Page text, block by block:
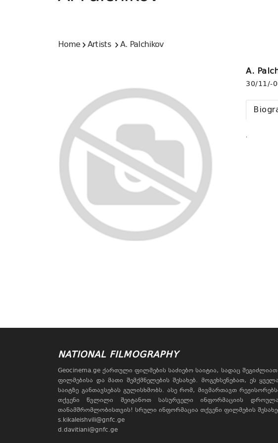
Home Artists A. Palchikov
A.
30/11/-
.
NATIONAL FILMOGRAPHY
Geocinema.ge ქართული ფილმების საძიებო საიტია, სადაც
ფილმებისა და მათი შემქმნელების შესახებ. მოგეხსენებათ, ეს
საიტზე განთავსებას გულისხმობს. ასე რომ, მივმართავთ
თქვენი წვლილი შეიტანოთ სასურველი ინფორმაციის
თანამშრომლობისთვის! სრული ინფორმაცია თქვენი ფილმების
s.kikaleishvili@gnfc.ge
d.davitiani@gnfc.ge